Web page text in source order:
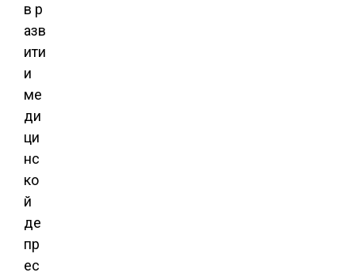
в р
азв
ити
и
ме
ди
ци
нс
ко
й
де
пр
ес